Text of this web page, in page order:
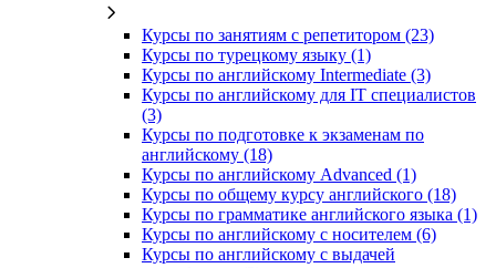
Курсы по занятиям с репетитором (23)
Курсы по турецкому языку (1)
Курсы по английскому Intermediate (3)
Курсы по английскому для IT специалистов
(3)
Курсы по подготовке к экзаменам по
английскому (18)
Курсы по английскому Advanced (1)
Курсы по общему курсу английского (18)
Курсы по грамматике английского языка (1)
Курсы по английскому с носителем (6)
Курсы по английскому с выдачей